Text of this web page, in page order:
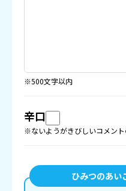
※500文字以内
辛口
※ないようがきびしいコメント
ひみつのあい